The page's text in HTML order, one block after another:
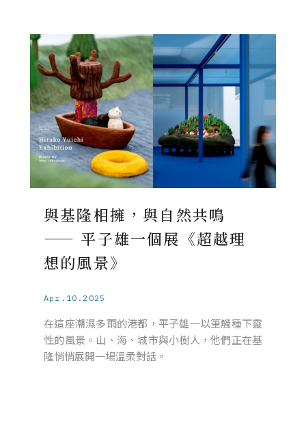
與基隆相擁，與自然共鳴
—— 平子雄一個展《超越理
想的風景》
Apr.10.2025
在這座潮濕多雨的港都，平子雄一以筆觸種下靈
性的風景。山、海、城市與小樹人，他們正在基
隆悄悄展開一場溫柔對話。